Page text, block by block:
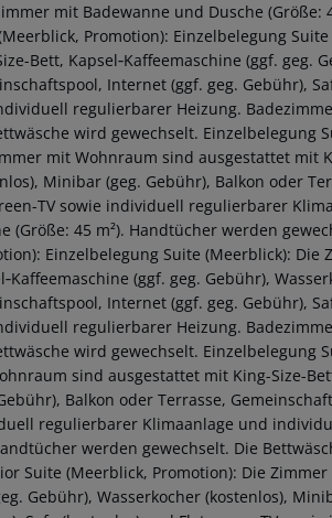
mit Badewanne und Dusche
Promotion): Einzelbelegung
Bett, Kapsel‑Kaffeemaschine (ggf. geg.
Internet (ggf. geg. Gebühr),
regulierbarer Heizung.
wird gewechselt. Einzelbelegung
mit Wohnraum sind ausgestattet mit
Minibar (geg. Gebühr), Balkon oder
TV sowie individuell regulierbarer
(Größe: 45 m²). Handtücher werden
Einzelbelegung Suite (Meerblick):
(ggf. geg. Gebühr),
Internet (ggf. geg. Gebühr),
regulierbarer Heizung.
wird gewechselt. Einzelbelegung
sind ausgestattet mit King-Size-
Balkon oder Terrasse,
regulierbarer Klimaanlage und
werden gewechselt. Die
Suite (Meerblick, Promotion): Die
Gebühr), Wasserkocher (kostenlos),